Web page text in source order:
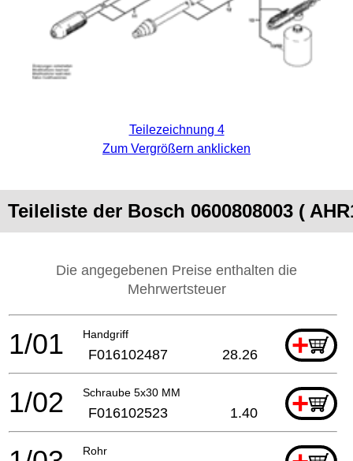
Teilezeichnung 4
Zum Vergrößern anklicken
Teileliste der Bosch 0600808003 (
Die angegebenen Preise enthalten die
Mehrwertsteuer
Handgriff +
1/01 F016102487 28.26
Schraube 5x30 MM +
1/02 F016102523 1.40
Rohr